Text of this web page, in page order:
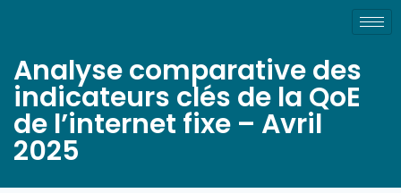
Analyse comparative des
indicateurs clés de la QoE
de l’internet fixe – Avril
2025